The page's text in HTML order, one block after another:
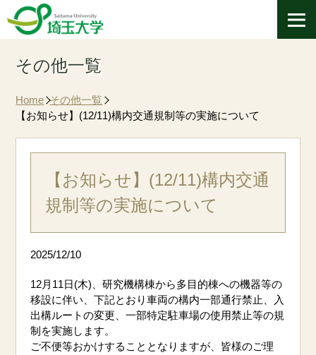
その他一覧
Home その他一覧
【お知らせ】(12/11)構内交通規制等の実施について
【お知らせ】(12/11)構内交通
規制等の実施について
2025/12/10
12月11日(木)、研究機構棟から多目的棟への機器等の
移設に伴い、下記とおり車両の構内一部通行禁止、入
出構ルートの変更、一部特定駐車場の使用禁止等の規
制を実施します。
ご不便等おかけすることとなりますが、皆様のご理